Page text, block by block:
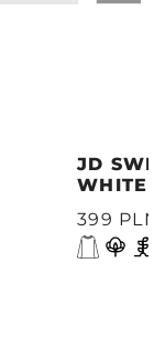
JD
WHITE
399